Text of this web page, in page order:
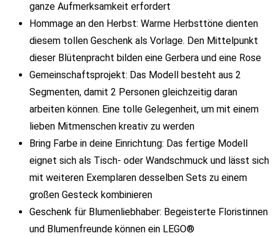
ganze Aufmerksamkeit erfordert
Hommage an den Herbst: Warme Herbsttöne dienten
diesem tollen Geschenk als Vorlage. Den Mittelpunkt
dieser Blütenpracht bilden eine Gerbera und eine Rose
Gemeinschaftsprojekt: Das Modell besteht aus 2
Segmenten, damit 2 Personen gleichzeitig daran
arbeiten können. Eine tolle Gelegenheit, um mit einem
lieben Mitmenschen kreativ zu werden
Bring Farbe in deine Einrichtung: Das fertige Modell
eignet sich als Tisch- oder Wandschmuck und lässt sich
mit weiteren Exemplaren desselben Sets zu einem
großen Gesteck kombinieren
Geschenk für Blumenliebhaber: Begeisterte Floristinnen
und Blumenfreunde können ein LEGO®